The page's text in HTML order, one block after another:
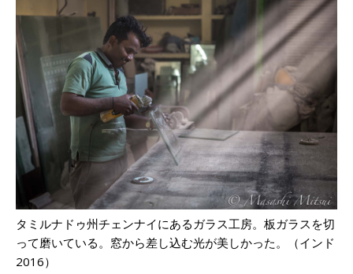
タミルナドゥ州チェンナイにあるガラス工房。板ガラスを切
って磨いている。窓から差し込む光が美しかった。（インド
2016）